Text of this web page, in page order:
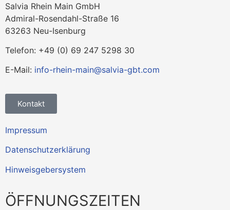
Salvia Rhein Main GmbH
Admiral-Rosendahl-Straße 16
63263 Neu-Isenburg
Telefon: +49 (0) 69 247 5298 30
E-Mail: info-rhein-main@salvia-gbt.com
Kontakt
Impressum
Datenschutzerklärung
Hinweisgebersystem
ÖFFNUNGSZEITEN